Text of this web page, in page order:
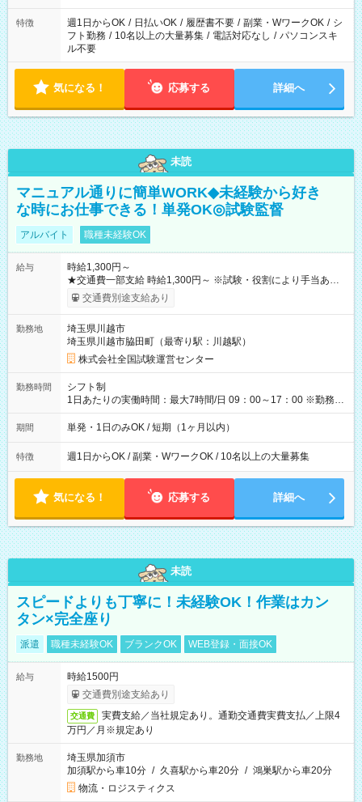
ください！
特徴 週1日からOK / 日払いOK / 履歴書不要 / 副業・WワークOK / シ
フト勤務 / 10名以上の大量募集 / 電話対応なし / パソコンスキ
ル不要
気になる！ 応募する 詳細へ
未読
マニュアル通りに簡単WORK◆未経験から好き
な時にお仕事できる！単発OK◎試験監督
アルバイト 職種未経験OK
給与
時給1,300円～
★交通費一部支給 時給1,300円～ ※試験・役割により手当あり
※勤務回数により昇給あり 【即給（前払い）オプションあ
り！】 希望される場合、勤務から1週間ほどで給与の一部を受け
例】 ・河合塾模擬試験 8:30～17:30（休憩1時間） 時給1,300円
×8時間＝日収10,400円＋交通費 ※当日の役割により時給＋100
円の場合あり ・国家試験 7:00～13:30（休憩なし） 時給1,300
円（役割手当＋100円）×6時間＝日収8,400円＋交通費 【試用期
間】試用期間なし
交通費別途支給あり
勤務地
埼玉県川越市
埼玉県川越市脇田町（最寄り駅：川越駅）
株式会社全国試験運営センター
勤務時間
シフト制
1日あたりの実働時間：最大7時間/日 09：00～17：00 ※勤務時
間は 試験により異なります。
期間 単発・1日のみOK / 短期（1ヶ月以内）
特徴 週1日からOK / 副業・WワークOK / 10名以上の大量募集
気になる！ 応募する 詳細へ
未読
スピードよりも丁寧に！未経験OK！作業はカン
タン×完全座り
派遣 職種未経験OK ブランクOK WEB登録・面接OK
給与
時給1500円
交通費別途支給あり
交通費
実費支給／当社規定あり。通勤交通費実費支払／上限4
万円／月※規定あり
勤務地
埼玉県加須市
加須駅から車10分 / 久喜駅から車20分 / 鴻巣駅から車20分
物流・ロジスティクス